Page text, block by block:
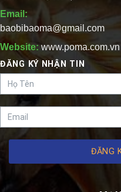
Email:
baobibaoma@gmail.com
Website:www.poma.com.vn
ĐĂNG KÝ NHẬN TIN
ĐĂNG